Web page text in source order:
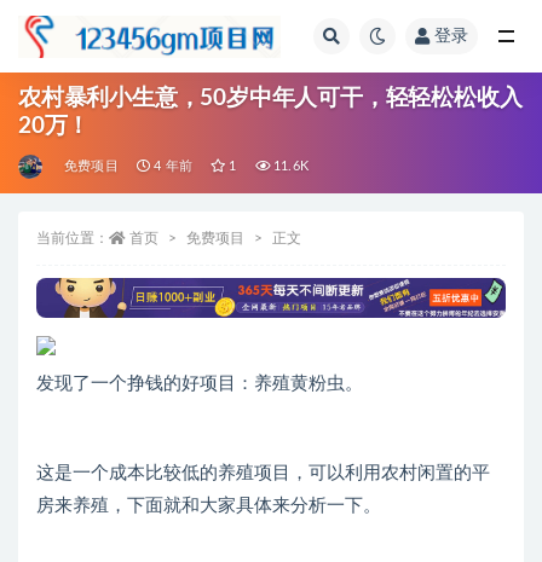
登录
农村暴利小生意，50岁中年人可干，轻轻松松收入
20万！
免费项目 4 年前 1 11.6K
当前位置： 首页 免费项目 正文
发现了一个挣钱的好项目：养殖黄粉虫。
这是一个成本比较低的养殖项目，可以利用农村闲置的平
房来养殖，下面就和大家具体来分析一下。